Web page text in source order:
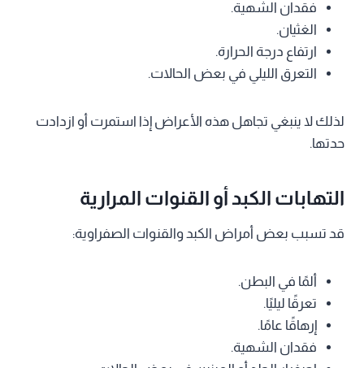
فقدان الشهية.
الغثيان.
ارتفاع درجة الحرارة.
التعرق الليلي في بعض الحالات.
لذلك لا ينبغي تجاهل هذه الأعراض إذا استمرت أو ازدادت
حدتها.
التهابات الكبد أو القنوات المرارية
قد تسبب بعض أمراض الكبد والقنوات الصفراوية:
ألمًا في البطن.
تعرقًا ليليًا.
إرهاقًا عامًا.
فقدان الشهية.